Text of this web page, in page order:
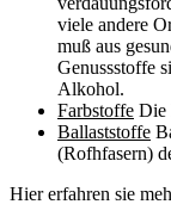
viele andere
muß aus
Genussstoffe
Alkohol.
Farbstoffe Die
Ballaststoffe
(Rofhfasern)
Hier erfahren sie